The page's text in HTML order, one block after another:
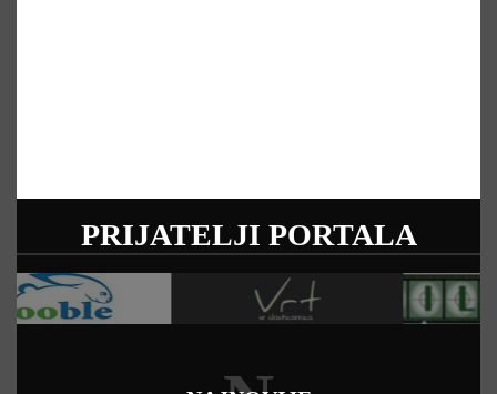
PRIJATELJI PORTALA